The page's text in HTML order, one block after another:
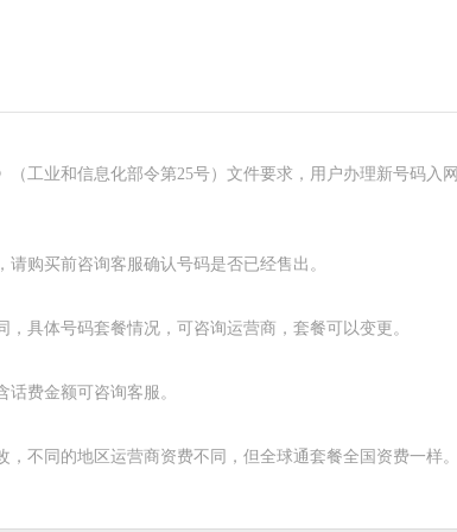
工业和信息化部令第25号）文件要求，用户办理新号码入网
购买前咨询客服确认号码是否已经售出。
具体号码套餐情况，可咨询运营商，套餐可以变更。
费金额可咨询客服。
不同的地区运营商资费不同，但全球通套餐全国资费一样。